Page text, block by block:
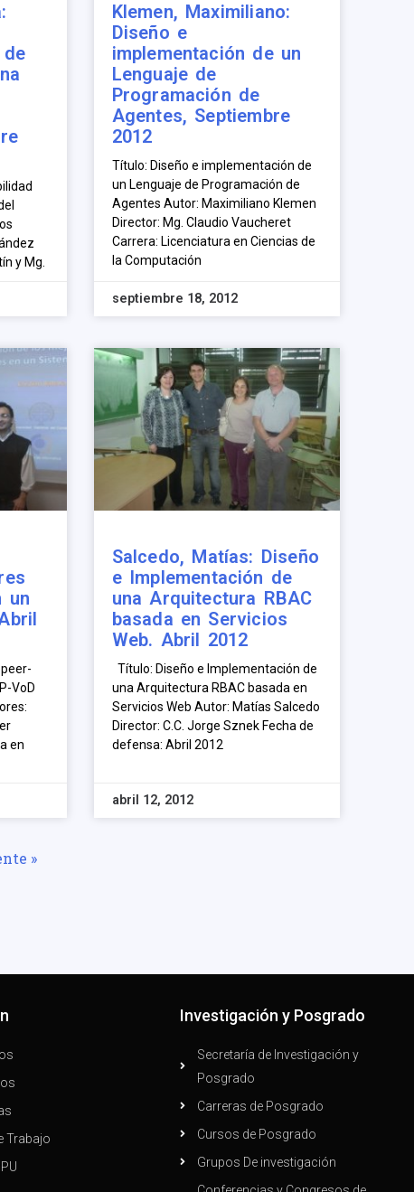
y Mg.
Klemen, Maximiliano:
Diseño e
implementación de un
Lenguaje de
Programación de
Agentes, Septiembre
2012
Título: Diseño e implementación de
un Lenguaje de Programación de
Agentes Autor: Maximiliano Klemen
Director: Mg. Claudio Vaucheret
Carrera: Licenciatura en Ciencias de
la Computación
septiembre 18, 2012
un
VoD
en
Salcedo, Matías: Diseño
e Implementación de
una Arquitectura RBAC
basada en Servicios
Web. Abril 2012
Título: Diseño e Implementación de
una Arquitectura RBAC basada en
Servicios Web Autor: Matías Salcedo
Director: C.C. Jorge Sznek Fecha de
defensa: Abril 2012
abril 12, 2012
»
Trabajo
Investigación y Posgrado
Secretaría de Investigación y
Posgrado
Carreras de Posgrado
Cursos de Posgrado
Grupos De investigación